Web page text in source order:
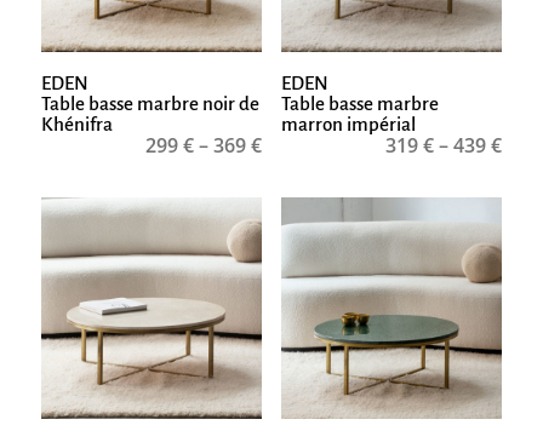
EDEN
Table basse marbre noir de
Khénifra
299€–369€
EDEN
Table basse marbre
marron impérial
319€–439€